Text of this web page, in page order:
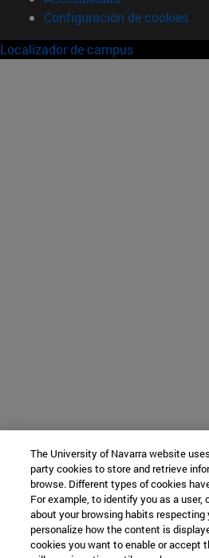
Configuración de cookies
Localizador de campus
The University of Navarra website
party cookies to store and retrieve
browse. Different types of cookies
For example, to identify you as a user,
about your browsing habits respecting
personalize how the content is
cookies you want to enable or accept